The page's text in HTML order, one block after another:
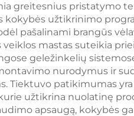
greitesnius pristatymo
užtikrinimo
pašalinami brangūs
mastas suteikia
geležinkelių
nurodymus ir
Tiektuvo patikimumas
užtikrina nuolatinę
apsaugą, kokybės